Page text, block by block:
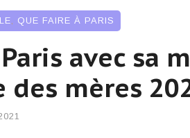
QUE FAIRE À PARIS
avec sa
mères